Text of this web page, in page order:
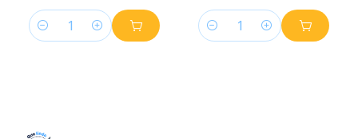
Cantidad Cantidad